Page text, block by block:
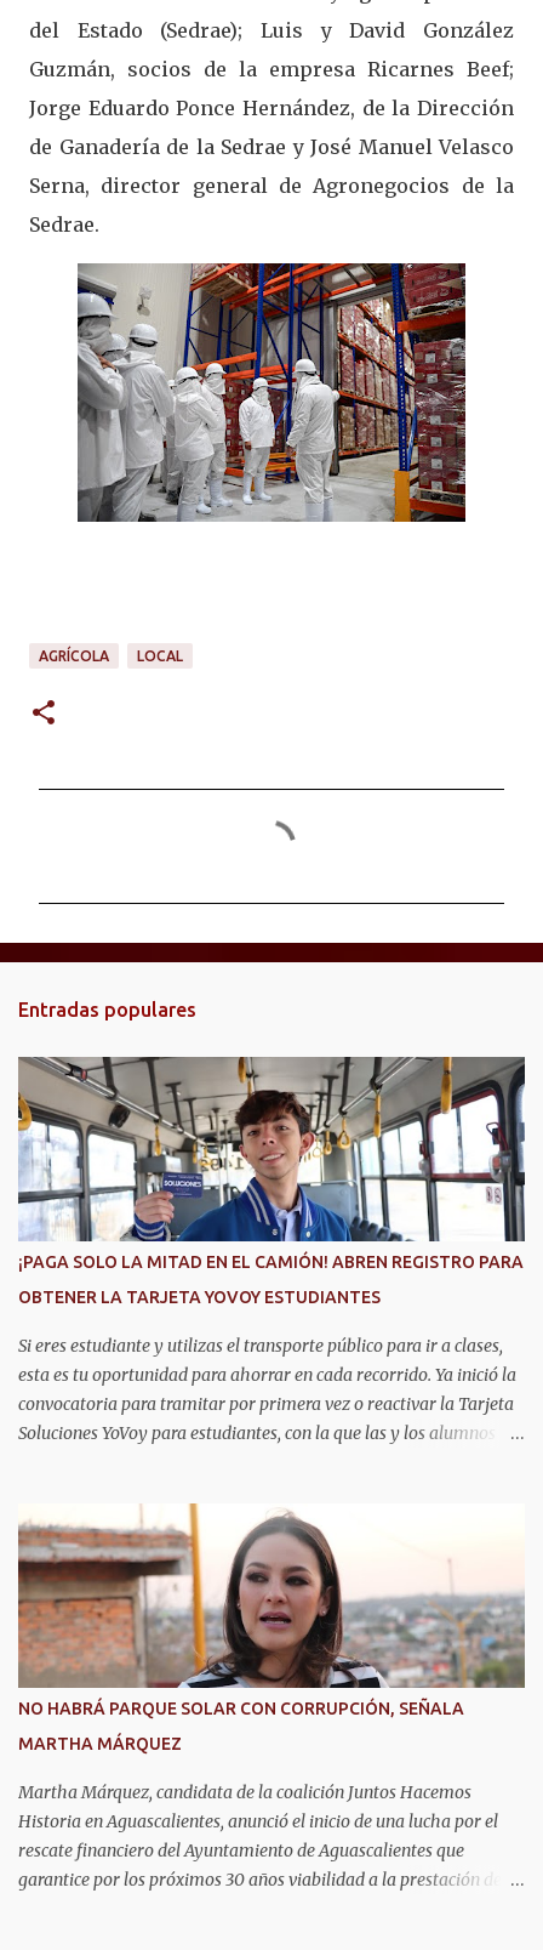
del Estado (Sedrae); Luis y David González
Guzmán, socios de la empresa Ricarnes Beef;
Jorge Eduardo Ponce Hernández, de la Dirección
de Ganadería de la Sedrae y José Manuel Velasco
Serna, director general de Agronegocios de la
Sedrae.
AGRÍCOLA LOCAL
n
t
r
i
o
s
Entradas populares
¡PAGA SOLO LA MITAD EN EL CAMIÓN! ABREN REGISTRO PARA
OBTENER LA TARJETA YOVOY ESTUDIANTES
Si eres estudiante y utilizas el transporte público para ir a clases,
esta es tu oportunidad para ahorrar en cada recorrido. Ya inició la
convocatoria para tramitar por primera vez o reactivar la Tarjeta
Soluciones YoVoy para estudiantes, con la que las y los alumnos
secundaria, bachillerato y universidad en Aguascalientes, quienes
pueden utilizar este descuento durante todo el año, lo cual
representa un importante apoyo para la economía de las familias.
La convocatoria permanecerá abierta durante los meses de agosto,
septiembre y octubre. El trámite se realiza de manera presencial
en las oficinas de la Agencia de Movilidad del Estado de
Aguascalientes (Amovea), ubicadas en el Complejo Tres Centurias,
de lunes a viernes, en un horario de 8:00 a 15:00 horas. Para
realizar el trámite por primera vez se debe presentar acta de
nacimiento, CURP, identificación oficial...
NO HABRÁ PARQUE SOLAR CON CORRUPCIÓN, SEÑALA
MARTHA MÁRQUEZ
Martha Márquez, candidata de la coalición Juntos Hacemos
Historia en Aguascalientes, anunció el inicio de una lucha por el
rescate financiero del Ayuntamiento de Aguascalientes que
garantice por los próximos 30 años viabilidad a la prestación de